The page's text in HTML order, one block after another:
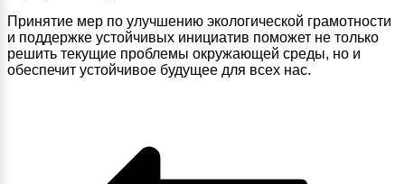
Принятие мер по улучшению экологической грамотности
и поддержке устойчивых инициатив поможет не только
решить текущие проблемы окружающей среды, но и
обеспечит устойчивое будущее для всех нас.